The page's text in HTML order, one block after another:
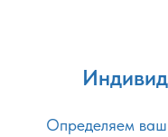
Определяем